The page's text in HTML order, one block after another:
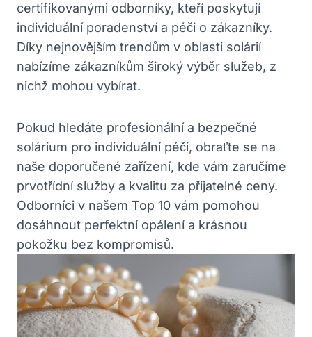
certifikovanými odborníky, kteří poskytují
individuální poradenství a péči o zákazníky.
Díky nejnovějším trendům v oblasti solárií
nabízíme zákazníkům široký výběr služeb, z
nichž mohou vybírat.
Pokud hledáte profesionální a bezpečné
solárium pro individuální péči, obraťte se na
naše doporučené zařízení, kde vám zaručíme
prvotřídní služby a kvalitu za přijatelné ceny.
Odborníci v našem Top 10 vám pomohou
dosáhnout perfektní opálení a krásnou
pokožku bez kompromisů.